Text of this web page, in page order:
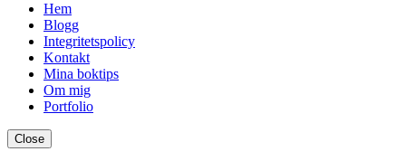
Hem
Blogg
Integritetspolicy
Kontakt
Mina boktips
Om mig
Portfolio
Close